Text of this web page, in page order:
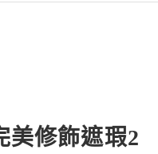
美修飾遮瑕2